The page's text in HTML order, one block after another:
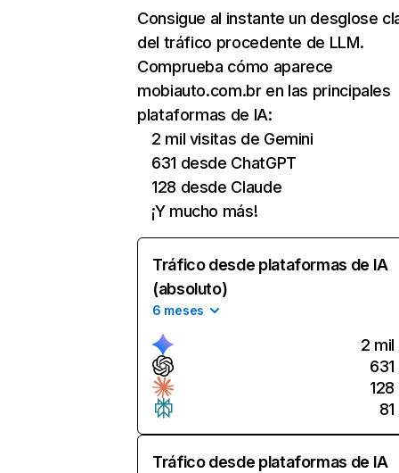
Consigue al instante un desglose
del tráfico procedente de LLM.
Comprueba cómo aparece
mobiauto.com.br en las principales
plataformas de IA:
2 mil visitas de Gemini
631 desde ChatGPT
128 desde Claude
¡Y mucho más!
Tráfico desde plataformas de IA
(absoluto)
6 meses
2 mil
631
128
81
Tráfico desde plataformas de IA